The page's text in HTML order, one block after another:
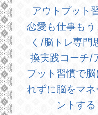
アウトプット
恋愛も仕事もう
く/脳トレ専門
換実践コーチ/
プット習慣で脳
れずに脳をマネ
ントする